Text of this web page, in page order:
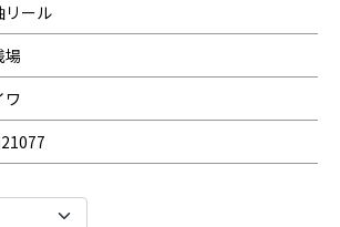
リール
場
ワ